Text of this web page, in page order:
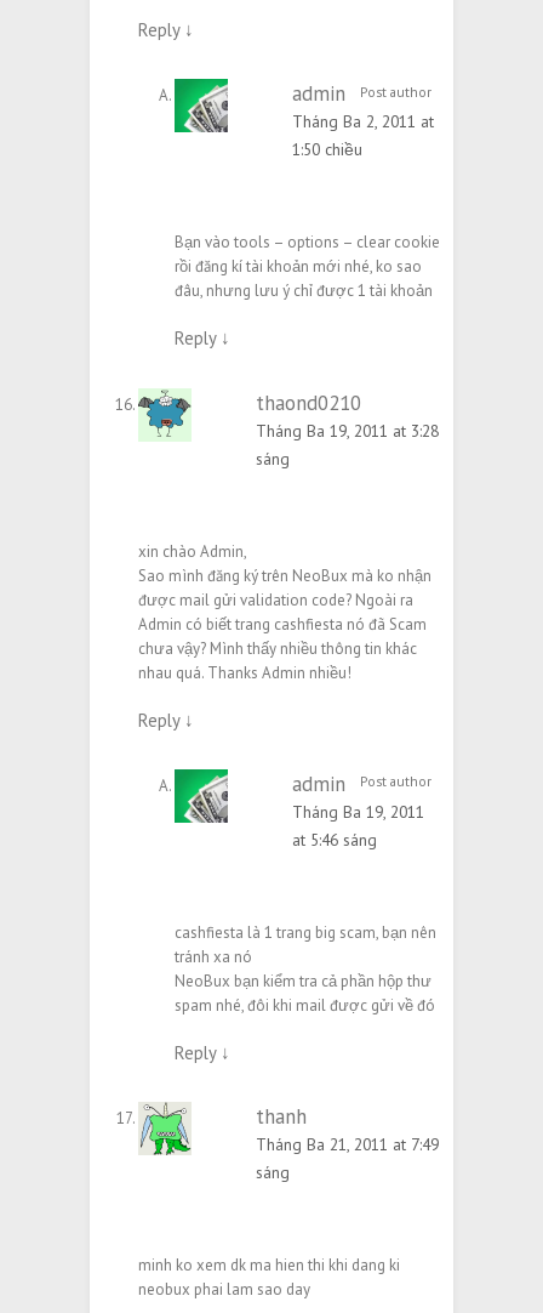
Reply ↓
admin Post author
Tháng Ba 2, 2011 at
1:50 chiều
Bạn vào tools – options – clear cookie
rồi đăng kí tài khoản mới nhé, ko sao
đâu, nhưng lưu ý chỉ được 1 tài khoản
Reply ↓
thaond0210
Tháng Ba 19, 2011 at 3:28
sáng
xin chào Admin,
Sao mình đăng ký trên NeoBux mà ko nhận
được mail gửi validation code? Ngoài ra
Admin có biết trang cashfiesta nó đã Scam
chưa vậy? Mình thấy nhiều thông tin khác
nhau quá. Thanks Admin nhiều!
Reply ↓
admin Post author
Tháng Ba 19, 2011
at 5:46 sáng
cashfiesta là 1 trang big scam, bạn nên
tránh xa nó
NeoBux bạn kiểm tra cả phần hộp thư
spam nhé, đôi khi mail được gửi về đó
Reply ↓
thanh
Tháng Ba 21, 2011 at 7:49
sáng
minh ko xem dk ma hien thi khi dang ki
neobux phai lam sao day